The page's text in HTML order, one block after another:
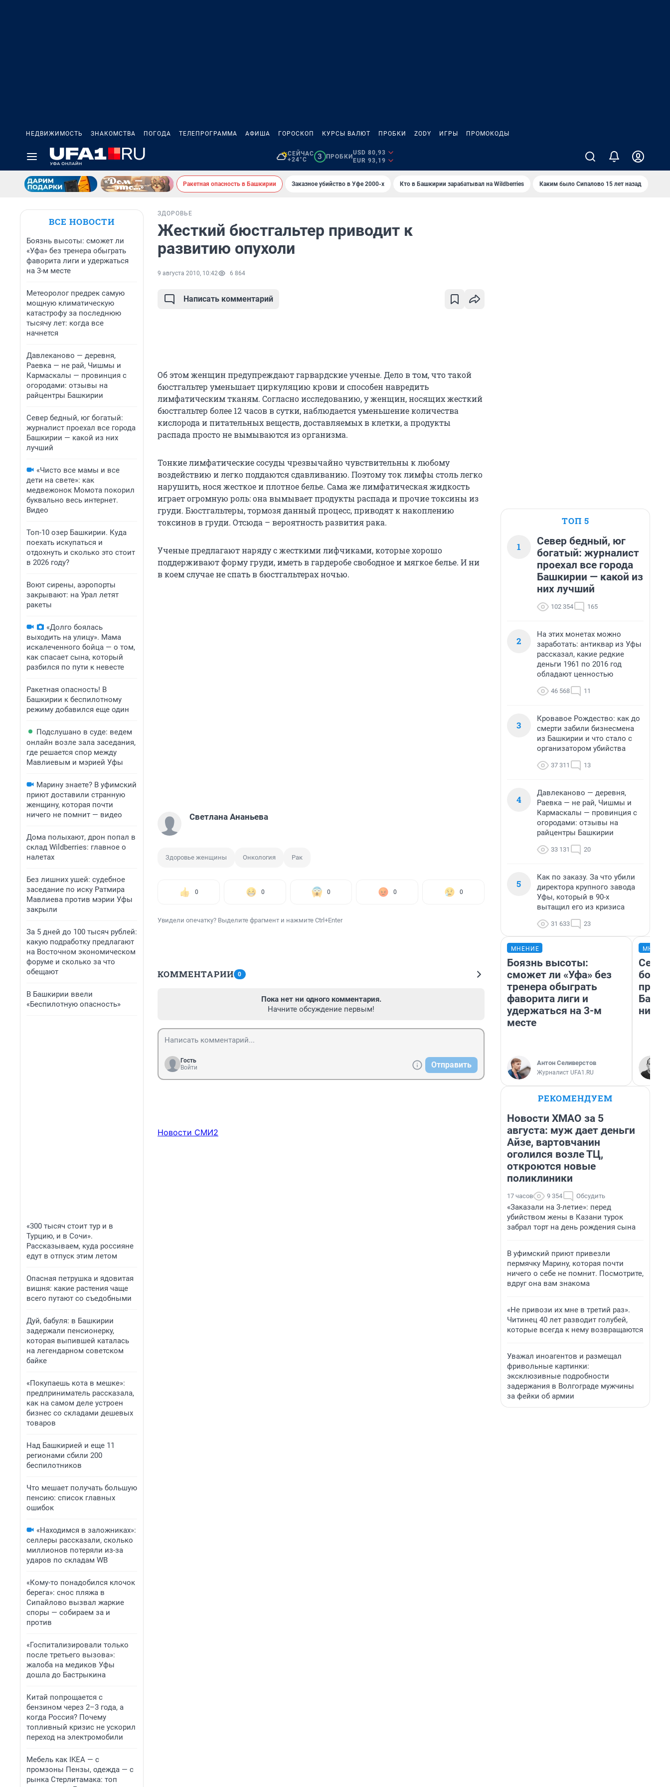
НЕДВИЖИМОСТЬ ЗНАКОМСТВА ПОГОДА ТЕЛЕПРОГРАММА АФИША ГОРОСКОП КУРСЫ ВАЛЮТ ПРОБКИ ZODY ИГРЫ ПРОМОКОДЫ
СЕЙЧАС
+24°C
3 ПРОБКИ
USD 80,93
EUR 93,19
Ракетная опасность в Башкирии Заказное убийство в Уфе 2000-х Кто в Башкирии зарабатывал на Wildberries Каким было Сипалово 15 лет назад
ВСЕ НОВОСТИ
Боязнь высоты: сможет ли
«Уфа» без тренера обыграть
фаворита лиги и удержаться
на 3-м месте
Метеоролог предрек самую
мощную климатическую
катастрофу за последнюю
тысячу лет: когда все
начнется
Давлеканово — деревня,
Раевка — не рай, Чишмы и
Кармаскалы — провинция с
огородами: отзывы на
райцентры Башкирии
Север бедный, юг богатый:
журналист проехал все города
Башкирии — какой из них
лучший
«Чисто все мамы и все
дети на свете»: как
медвежонок Момота покорил
буквально весь интернет.
Видео
Топ-10 озер Башкирии. Куда
поехать искупаться и
отдохнуть и сколько это стоит
в 2026 году?
Воют сирены, аэропорты
закрывают: на Урал летят
ракеты
«Долго боялась
выходить на улицу». Мама
искалеченного бойца — о том,
как спасает сына, который
разбился по пути к невесте
Ракетная опасность! В
Башкирии к беспилотному
режиму добавился еще один
Подслушано в суде: ведем
онлайн возле зала заседания,
где решается спор между
Мавлиевым и мэрией Уфы
Марину знаете? В уфимский
приют доставили странную
женщину, которая почти
ничего не помнит — видео
Дома полыхают, дрон попал в
склад Wildberries: главное о
налетах
Без лишних ушей: судебное
заседание по иску Ратмира
Мавлиева против мэрии Уфы
закрыли
За 5 дней до 100 тысяч рублей:
какую подработку предлагают
на Восточном экономическом
форуме и сколько за что
обещают
В Башкирии ввели
«Беспилотную опасность»
«300 тысяч стоит тур и в
Турцию, и в Сочи».
Рассказываем, куда россияне
едут в отпуск этим летом
Опасная петрушка и ядовитая
вишня: какие растения чаще
всего путают со съедобными
Дуй, бабуля: в Башкирии
задержали пенсионерку,
которая выпившей каталась
на легендарном советском
байке
«Покупаешь кота в мешке»:
предприниматель рассказала,
как на самом деле устроен
бизнес со складами дешевых
товаров
Над Башкирией и еще 11
регионами сбили 200
беспилотников
Что мешает получать большую
пенсию: список главных
ошибок
«Находимся в заложниках»:
селлеры рассказали, сколько
миллионов потеряли из-за
ударов по складам WB
«Кому-то понадобился клочок
берега»: снос пляжа в
Сипайлово вызвал жаркие
споры — собираем за и
против
«Госпитализировали только
после третьего вызова»:
жалоба на медиков Уфы
дошла до Бастрыкина
Китай попрощается с
бензином через 2–3 года, а
когда Россия? Почему
топливный кризис не ускорил
переход на электромобили
Мебель как IKEA — с
промзоны Пензы, одежда — с
рынка Стерлитамака: топ
ЗДОРОВЬЕ
Жесткий бюстгальтер приводит к
развитию опухоли
9 августа 2010, 10:42 6 864
Написать комментарий
Об этом женщин предупреждают гарвардские ученые. Дело в том, что такой
бюстгальтер уменьшает циркуляцию крови и способен навредить
лимфатическим тканям. Согласно исследованию, у женщин, носящих жесткий
бюстгальтер более 12 часов в сутки, наблюдается уменьшение количества
кислорода и питательных веществ, доставляемых в клетки, а продукты
распада просто не вымываются из организма.
Тонкие лимфатические сосуды чрезвычайно чувствительны к любому
воздействию и легко поддаются сдавливанию. Поэтому ток лимфы столь легко
нарушить, нося жесткое и плотное белье. Сама же лимфатическая жидкость
играет огромную роль: она вымывает продукты распада и прочие токсины из
груди. Бюстгальтеры, тормозя данный процесс, приводят к накоплению
токсинов в груди. Отсюда – вероятность развития рака.
Ученые предлагают наряду с жесткими лифчиками, которые хорошо
поддерживают форму груди, иметь в гардеробе свободное и мягкое белье. И ни
в коем случае не спать в бюстгальтерах ночью.
Светлана Ананьева
Здоровье женщины Онкология Рак
0 0 0 0 0
Увидели опечатку? Выделите фрагмент и нажмите Ctrl+Enter
КОММЕНТАРИИ 0
Пока нет ни одного комментария.
Начните обсуждение первым!
Гость
Войти
Отправить
Новости СМИ2
ТОП 5
1
Север бедный, юг
богатый: журналист
проехал все города
Башкирии — какой из
них лучший
102 354 165
2
На этих монетах можно
заработать: антиквар из Уфы
рассказал, какие редкие
деньги 1961 по 2016 год
обладают ценностью
46 568 11
3
Кровавое Рождество: как до
смерти забили бизнесмена
из Башкирии и что стало с
организатором убийства
37 311 13
4
Давлеканово — деревня,
Раевка — не рай, Чишмы и
Кармаскалы — провинция с
огородами: отзывы на
райцентры Башкирии
33 131 20
5
Как по заказу. За что убили
директора крупного завода
Уфы, который в 90-х
вытащил его из кризиса
31 633 23
МНЕНИЕ
Боязнь высоты:
сможет ли «Уфа» без
тренера обыграть
фаворита лиги и
удержаться на 3-м
месте
Антон Селиверстов
Журналист UFA1.RU
них
РЕКОМЕНДУЕМ
Новости ХМАО за 5
августа: муж дает деньги
Айзе, вартовчанин
оголился возле ТЦ,
откроются новые
поликлиники
17 часов 9 354 Обсудить
«Заказали на 3-летие»: перед
убийством жены в Казани турок
забрал торт на день рождения сына
В уфимский приют привезли
пермячку Марину, которая почти
ничего о себе не помнит. Посмотрите,
вдруг она вам знакома
«Не привози их мне в третий раз».
Читинец 40 лет разводит голубей,
которые всегда к нему возвращаются
Уважал иноагентов и размещал
фривольные картинки:
эксклюзивные подробности
задержания в Волгограде мужчины
за фейки об армии